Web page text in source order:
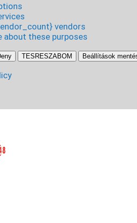
vendors
about these purposes
TESRESZABOM Beállítások